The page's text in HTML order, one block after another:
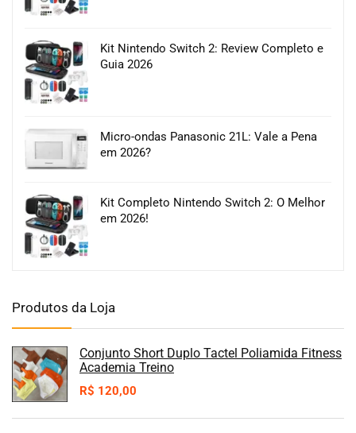
Kit Nintendo Switch 2: Review Completo e
Guia 2026
Micro-ondas Panasonic 21L: Vale a Pena
em 2026?
Kit Completo Nintendo Switch 2: O Melhor
em 2026!
Produtos da Loja
Conjunto Short Duplo Tactel Poliamida Fitness
Academia Treino
R$ 120,00